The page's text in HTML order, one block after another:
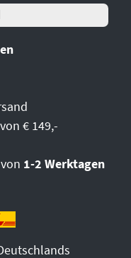
€ 149,-
1-2 Werktagen